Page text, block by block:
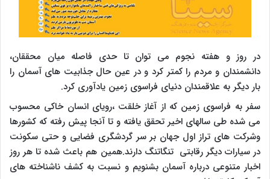
در روز و هفته نجوم می توان تا حدی فاصله میان محققان،
دانشمندان و مردم را کمتر کرد و در عین حال جذابیت های آسمان را
بار دیگر به علاقمندان دنیای فراسوی زمین یادآوری کرد.
سفر به فراسوی زمین که از آغاز خلقت ،رویای انسان خاکی محسوب
می شده طی سالهای اخیر تحقق یافته و تا آنجا پیش رفته که کشورها
وشرکت های تراز اول جهان بر سر گردشگری فضایی و حتی سکونت
در سیارات دیگر رقابتی تنگاتنگ دارند.همین هم باعث شده تا هر روز
اخبار متنوعی درباره آسمان بشنویم و نسبت به کشف ناشناخته های